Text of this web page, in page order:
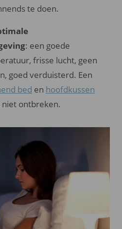
te doen.
: een goede
frisse lucht, geen
goed verduisterd. Een
bed en hoofdkussen
ontbreken.